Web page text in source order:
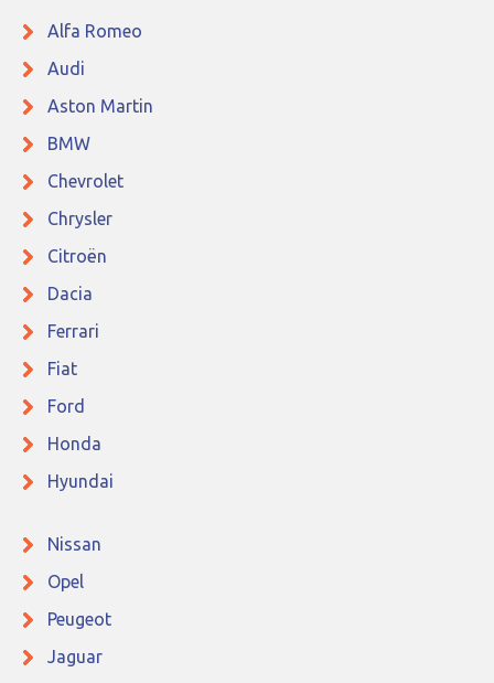
Alfa Romeo
Audi
Aston Martin
BMW
Chevrolet
Chrysler
Citroën
Dacia
Ferrari
Fiat
Ford
Honda
Hyundai
Nissan
Opel
Peugeot
Jaguar